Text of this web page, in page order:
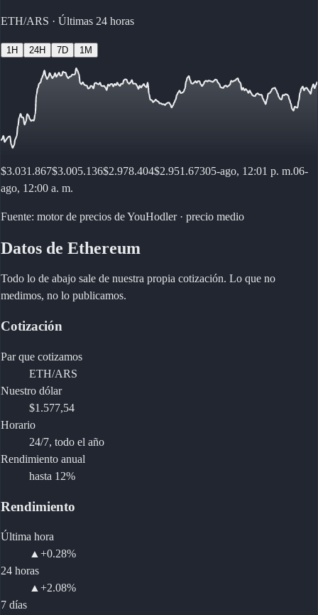
ETH/ARS · Últimas 24 horas
1H 24H 7D 1M
$3.031.867$3.005.136$2.978.404$2.951.67305-ago, 12:01 p. m.06-
ago, 12:00 a. m.
Fuente: motor de precios de YouHodler · precio medio
Datos de Ethereum
Todo lo de abajo sale de nuestra propia cotización. Lo que no
medimos, no lo publicamos.
Cotización
Par que cotizamos
ETH/ARS
Nuestro dólar
$1.577,54
Horario
24/7, todo el año
Rendimiento anual
hasta 12%
Rendimiento
Última hora
▲ +0.28%
24 horas
▲ +2.08%
7 días